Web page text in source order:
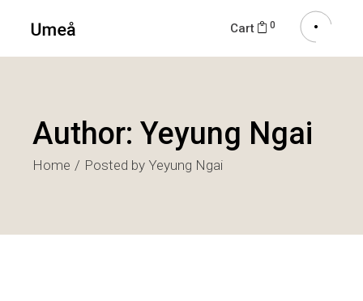
Cart 0
Author: Yeyung Ngai
Home Posted by Yeyung Ngai